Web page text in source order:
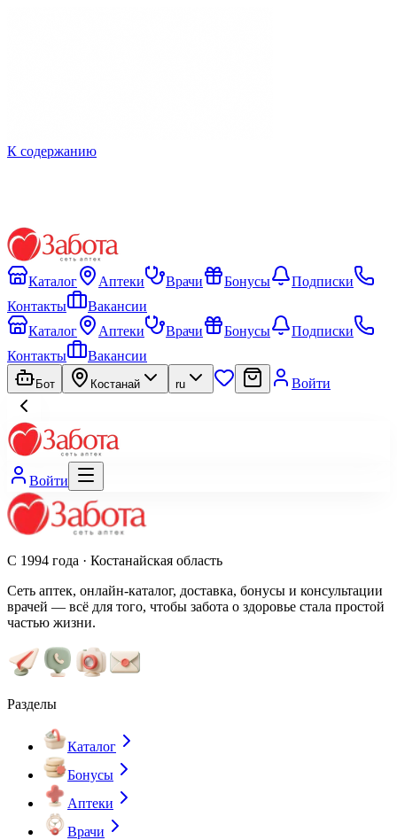
К содержанию
Каталог Аптеки Врачи Бонусы
Подписки
Контакты
Вакансии
Каталог
Аптеки Врачи Бонусы
Подписки
Контакты
Вакансии
Бот Костанай ru Войти
Войти
С 1994 года · Костанайская область
Сеть аптек, онлайн-каталог, доставка, бонусы и консультации
врачей — всё для того, чтобы забота о здоровье стала простой
частью жизни.
Разделы
Каталог
Бонусы
Аптеки
Врачи